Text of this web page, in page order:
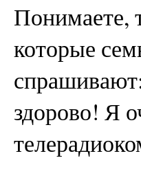
Понимаете,
которые
здорово! Я